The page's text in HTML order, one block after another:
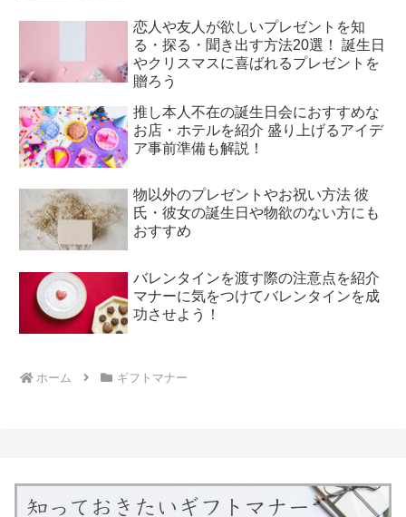
恋人や友人が欲しいプレゼントを知
る・探る・聞き出す方法20選！ 誕生日
やクリスマスに喜ばれるプレゼントを
贈ろう
推し本人不在の誕生日会におすすめな
お店・ホテルを紹介 盛り上げるアイデ
ア事前準備も解説！
物以外のプレゼントやお祝い方法 彼
氏・彼女の誕生日や物欲のない方にも
おすすめ
バレンタインを渡す際の注意点を紹介
マナーに気をつけてバレンタインを成
功させよう！
ホーム ギフトマナー